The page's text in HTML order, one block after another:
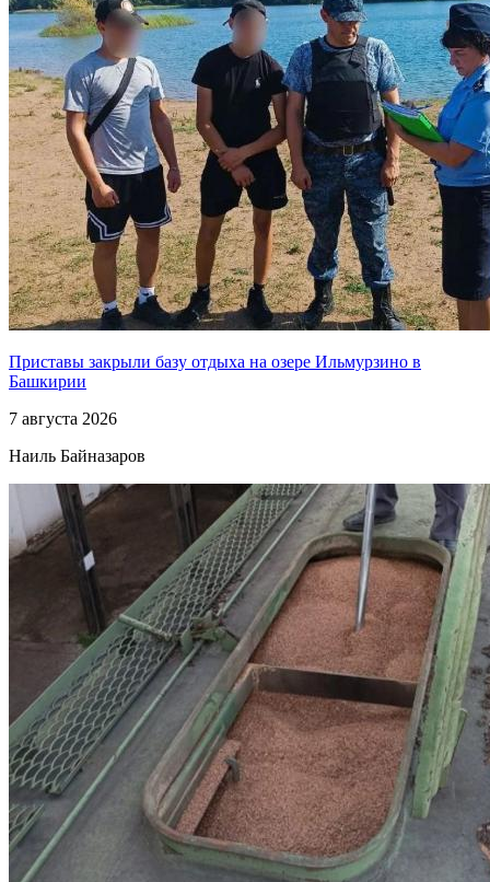
Приставы закрыли базу отдыха на озере Ильмурзино в
Башкирии
7 августа 2026
Наиль Байназаров